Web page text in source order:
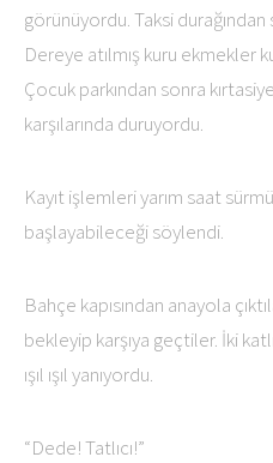
görünüyordu. Taksi
Dereye atılmış kuru ekmekler
Çocuk parkından sonra
karşılarında duruyordu.
Kayıt işlemleri yarım saat
başlayabileceği söylendi.
Bahçe kapısından anayola
bekleyip karşıya geçtiler. İki
ışıl ışıl yanıyordu.
“Dede! Tatlıcı!”